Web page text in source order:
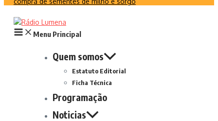
Menu Principal
Quem somos
Estatuto Editorial
Ficha Técnica
Programação
Noticias